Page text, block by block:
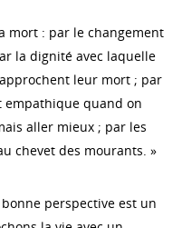
mort : par le changement
la dignité avec laquelle
leur mort ; par
empathique quand on
aller mieux ; par les
chevet des mourants. »
perspective est un